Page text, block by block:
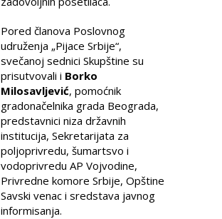
Pored članova Poslovnog
udruženja „Pijace Srbije“,
svečanoj sednici Skupštine su
prisutvovali i Borko
Milosavljević, pomoćnik
gradonačelnika grada Beograda,
predstavnici niza državnih
institucija, Sekretarijata za
poljoprivredu, šumartsvo i
vodoprivredu AP Vojvodine,
Privredne komore Srbije, Opštine
Savski venac i sredstava javnog
informisanja.